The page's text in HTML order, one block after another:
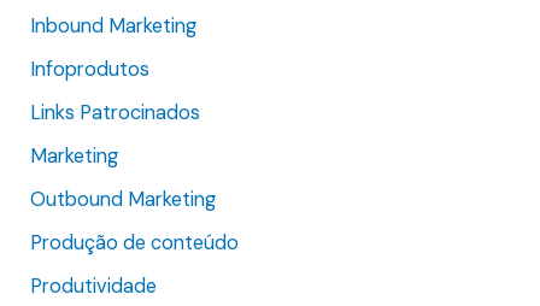
oInbound Marketing
Infoprodutos
Links Patrocinados
Marketing
Outbound Marketing
Produção de conteúdo
Produtividade